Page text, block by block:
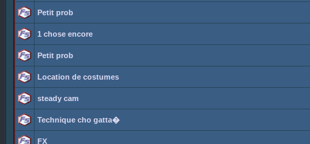
Petit prob
1 chose encore
Petit prob
Location de costumes
steady cam
Technique cho gatta�
FX